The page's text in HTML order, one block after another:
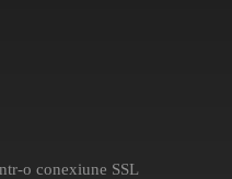
o conexiune SSL